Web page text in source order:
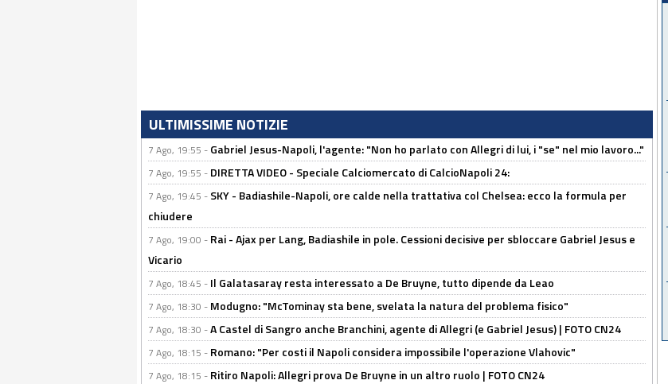
ULTIMISSIME NOTIZIE
7 Ago, 19:55 - Gabriel Jesus-Napoli, l'agente: "Non ho parlato con Allegri di lui, i "se" nel mio lavoro..."
7 Ago, 19:55 - DIRETTA VIDEO - Speciale Calciomercato di CalcioNapoli 24:
7 Ago, 19:45 - SKY - Badiashile-Napoli, ore calde nella trattativa col Chelsea: ecco la formula per
chiudere
7 Ago, 19:00 - Rai - Ajax per Lang, Badiashile in pole. Cessioni decisive per sbloccare Gabriel Jesus e
Vicario
7 Ago, 18:45 - Il Galatasaray resta interessato a De Bruyne, tutto dipende da Leao
7 Ago, 18:30 - Modugno: "McTominay sta bene, svelata la natura del problema fisico"
7 Ago, 18:30 -A Castel di Sangro anche Branchini, agente di Allegri (e Gabriel Jesus) | FOTO CN24
7 Ago, 18:15 - Romano: "Per costi il Napoli considera impossibile l'operazione Vlahovic"
7 Ago, 18:15 - Ritiro Napoli: Allegri prova De Bruyne in un altro ruolo | FOTO CN24